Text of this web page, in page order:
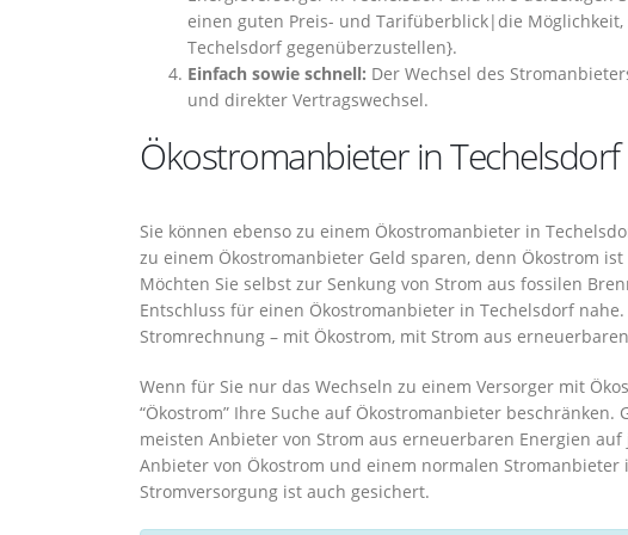
einen guten Preis- und Tarifüberblick|die
Techelsdorf gegenüberzustellen}.
Einfach sowie schnell: Der Wechsel des
und direkter Vertragswechsel.
Ökostromanbieter in Techelsdorf
Sie können ebenso zu einem Ökostromanbieter in
zu einem Ökostromanbieter Geld sparen, denn Ökostrom
Möchten Sie selbst zur Senkung von Strom aus fossilen
Entschluss für einen Ökostromanbieter in Techelsdorf
Stromrechnung – mit Ökostrom, mit Strom aus
Wenn für Sie nur das Wechseln zu einem Versorger mit
“Ökostrom” Ihre Suche auf Ökostromanbieter
meisten Anbieter von Strom aus erneuerbaren Energien
Anbieter von Ökostrom und einem normalen
Stromversorgung ist auch gesichert.